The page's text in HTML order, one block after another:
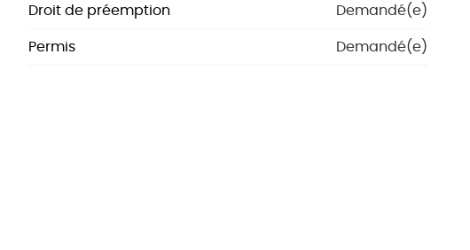
Droit de préemption Demandé(e)
Permis Demandé(e)